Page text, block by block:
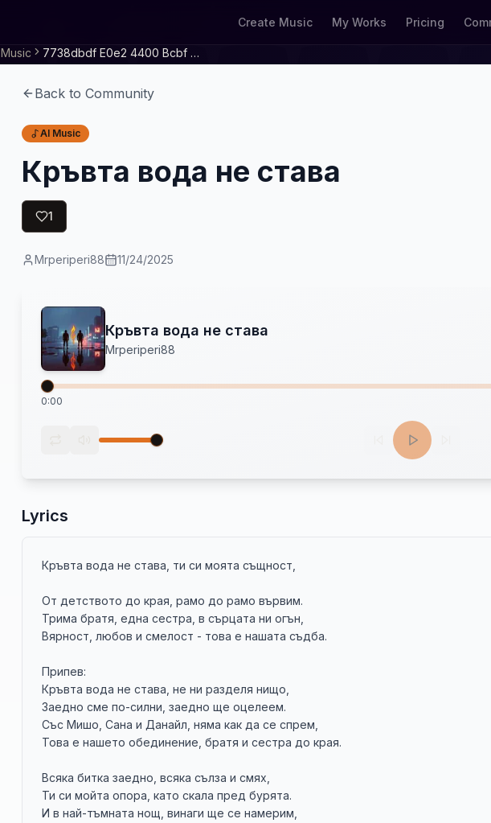
Create Music My Works Pricing
Music 7738dbdf E0e2 4400 Bcbf 25e3257fe9d0
Back to Community
AI Music
Кръвта вода не става
1
Mrperiperi88 11/24/2025
Кръвта вода не става
Mrperiperi88
0:00
Lyrics
Кръвта вода не става, ти си моята същност,
От детството до края, рамо до рамо вървим.
Трима братя, една сестра, в сърцата ни огън,
Вярност, любов и смелост - това е нашата съдба.
Припев:
Кръвта вода не става, не ни разделя нищо,
Заедно сме по-силни, заедно ще оцелеем.
Със Мишо, Сана и Данайл, няма как да се спрем,
Това е нашето обединение, братя и сестра до края.
Всяка битка заедно, всяка сълза и смях,
Ти си мойта опора, като скала пред бурята.
И в най-тъмната нощ, винаги ще се намерим,